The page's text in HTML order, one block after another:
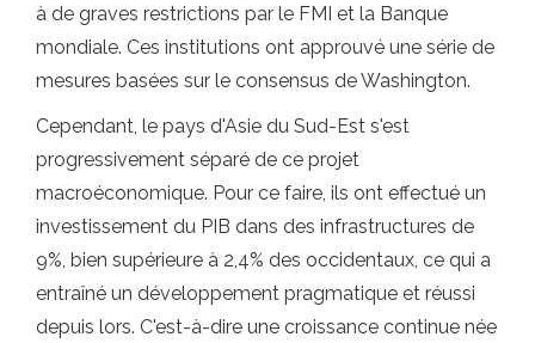
à de graves restrictions par le FMI et la Banque
mondiale. Ces institutions ont approuvé une série de
mesures basées sur le consensus de Washington.
Cependant, le pays d'Asie du Sud-Est s'est
progressivement séparé de ce projet
macroéconomique. Pour ce faire, ils ont effectué un
investissement du PIB dans des infrastructures de
9%, bien supérieure à 2,4% des occidentaux, ce qui a
entraîné un développement pragmatique et réussi
depuis lors. C'est-à-dire une croissance continue née